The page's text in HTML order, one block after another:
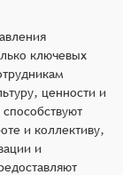
ключевых
ценности и
и коллективу,
и